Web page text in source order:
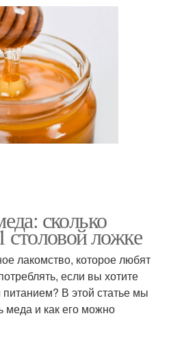
сколько
столовой ложке
лакомство, которое любят
если вы хотите
В этой статье мы
меда и как его можно